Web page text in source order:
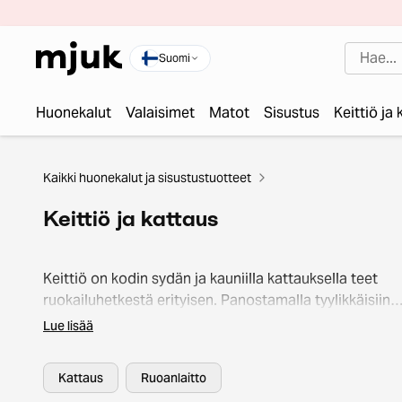
Suomi
Huonekalut Valaisimet Matot Sisustus Keittiö ja
Kaikki huonekalut ja sisustustuotteet
Keittiö ja kattaus
Keittiö on kodin sydän ja kauniilla kattauksella teet
ruokailuhetkestä erityisen. Panostamalla tyylikkäisiin
astioihin ja laadukkaisiin yksityiskohtiin, tuntuu jokainen
maljakot, vaasit tai kauniit lautasliinat viimeistelevät
illalliskutsujen tunnelman. Tuoreilla kukilla toivotat
Lue lisää
Kattaus Ruoanlaitto